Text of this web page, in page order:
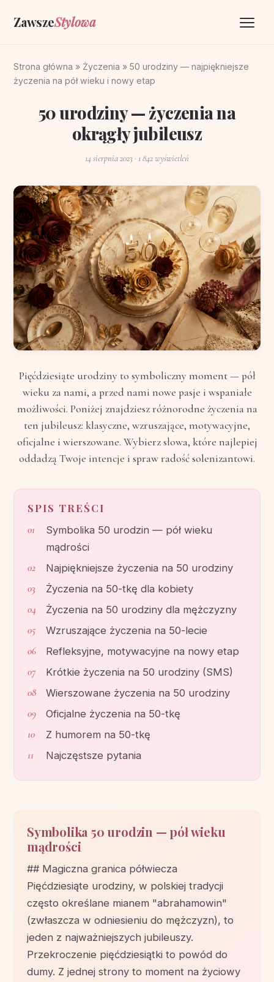
ZawszeStylowa
Życzenia
O portalu
Strona główna » Życzenia » 50 urodziny — najpiękniejsze
życzenia na pół wieku i nowy etap
50 urodziny — życzenia na
okrągły jubileusz
14 sierpnia 2023 · 1 842 wyświetleń
Pięćdziesiąte urodziny to symboliczny moment — pół
wieku za nami, a przed nami nowe pasje i wspaniałe
możliwości. Poniżej znajdziesz różnorodne życzenia na
ten jubileusz: klasyczne, wzruszające, motywacyjne,
oficjalne i wierszowane. Wybierz słowa, które najlepiej
oddadzą Twoje intencje i spraw radość solenizantowi.
SPIS TREŚCI
Symbolika 50 urodzin — pół wieku
mądrości
Najpiękniejsze życzenia na 50 urodziny
Życzenia na 50-tkę dla kobiety
Życzenia na 50 urodziny dla mężczyzny
Wzruszające życzenia na 50-lecie
Refleksyjne, motywacyjne na nowy etap
Krótkie życzenia na 50 urodziny (SMS)
Wierszowane życzenia na 50 urodziny
Oficjalne życzenia na 50-tkę
Z humorem na 50-tkę
Najczęstsze pytania
Symbolika 50 urodzin — pół wieku
mądrości
## Magiczna granica półwiecza
Pięćdziesiąte urodziny, w polskiej tradycji
często określane mianem "abrahamowin"
(zwłaszcza w odniesieniu do mężczyzn), to
jeden z najważniejszych jubileuszy.
Przekroczenie pięćdziesiątki to powód do
dumy. Z jednej strony to moment na życiowy